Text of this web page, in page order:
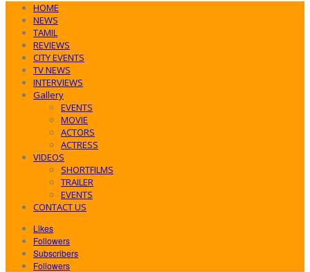
HOME
NEWS
TAMIL
REVIEWS
CITY EVENTS
TV NEWS
INTERVIEWS
Gallery
EVENTS
MOVIE
ACTORS
ACTRESS
VIDEOS
SHORTFILMS
TRAILER
EVENTS
CONTACT US
Likes
Followers
Subscribers
Followers